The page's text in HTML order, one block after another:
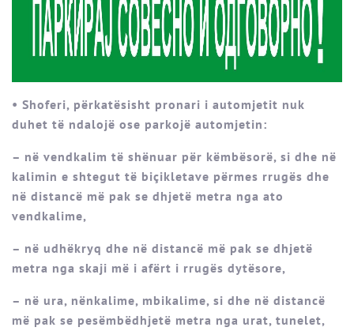
• Shoferi, përkatësisht pronari i automjetit nuk
duhet të ndalojë ose parkojë automjetin:
– në vendkalim të shënuar për këmbësorë, si dhe në
kalimin e shtegut të biçikletave përmes rrugës dhe
në distancë më pak se dhjetë metra nga ato
vendkalime,
– në udhëkryq dhe në distancë më pak se dhjetë
metra nga skaji më i afërt i rrugës dytësore,
– në ura, nënkalime, mbikalime, si dhe në distancë
më pak se pesëmbëdhjetë metra nga urat, tunelet,